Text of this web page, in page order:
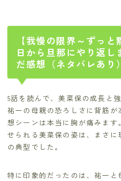
【我慢の限界～ずっ
日から旦那にやり返し
だ感想（ネタバレあり）
5話を読んで、美菜保の成長と
祐一の母親の恐ろしさに背筋が
想シーンは本当に胸が痛みま
せられる美菜保の姿は、まさに
の典型でした。
特に印象的だったのは、祐一と